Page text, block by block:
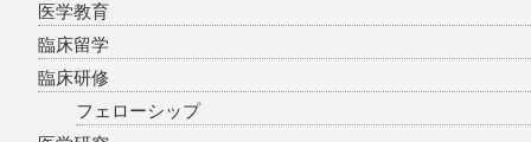
医学教育
臨床留学
臨床研修
フェローシップ